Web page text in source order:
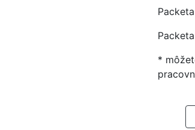
*